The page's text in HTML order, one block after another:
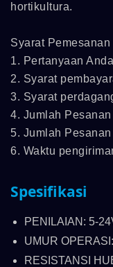
hortikultura.
Syarat Pemesanan
1. Pertanyaan
2. Syarat
3. Syarat
4. Jumlah
5. Jumlah
6. Waktu
Spesifikasi
PENILAIAN: 5-
UMUR
RESISTANSI